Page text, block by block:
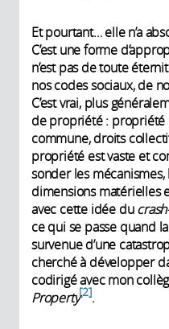
Et pourtant… elle n’a
C’est une forme
n’est pas de toute
nos codes sociaux, de
C’est vrai, plus
de propriété :
commune, droits
propriété est vaste et
sonder les
dimensions matérielles
avec cette idée du
ce qui se passe quand
survenue d’une
cherché à développer
codirigé avec mon
Property 2 .